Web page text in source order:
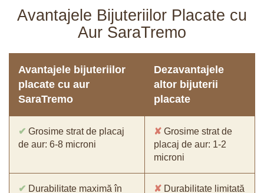
Avantajele Bijuteriilor Placate cu
Aur SaraTremo
Avantajele bijuteriilor
placate cu aur
SaraTremo
Dezavantajele
altor bijuterii
placate
✔ Grosime strat de placaj
de aur: 6-8 microni
✘ Grosime strat de
placaj de aur: 1-2
microni
✔ Durabilitate maximă în
✘ Durabilitate limitată